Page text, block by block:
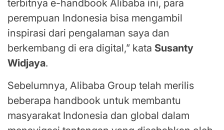
terbitnya e-handbook Alibaba ini, para
perempuan Indonesia bisa mengambil
inspirasi dari pengalaman saya dan
berkembang di era digital,” kata Susanty
Widjaya.
Sebelumnya, Alibaba Group telah merilis
beberapa handbook untuk membantu
masyarakat Indonesia dan global dalam